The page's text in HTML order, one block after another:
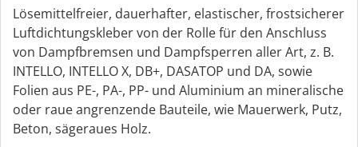
Lösemittelfreier, dauerhafter, elastischer, frostsicherer
Luftdichtungskleber von der Rolle für den Anschluss
von Dampfbremsen und Dampfsperren aller Art, z. B.
INTELLO, INTELLO X, DB+, DASATOP und DA, sowie
Folien aus PE-, PA-, PP- und Aluminium an mineralische
oder raue angrenzende Bauteile, wie Mauerwerk, Putz,
Beton, sägeraues Holz.